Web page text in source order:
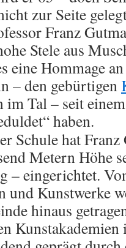
zur Seite
Franz
Stele aus
eine Hommage
– den gebürtigen
im Tal – seit
haben.
Schule hat
Metern Höhe
– eingerichtet.
und Kunstwerke
hinaus